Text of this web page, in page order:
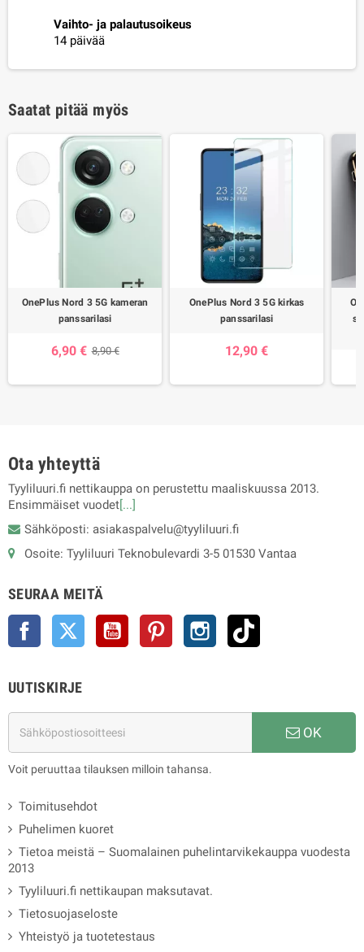
Vaihto- ja palautusoikeus
14 päivää
Saatat pitää myös
OnePlus Nord 3 5G kameran
panssarilasi
6,90 € 8,90 €
OnePlus Nord 3 5G kirkas
panssarilasi
12,90 €
Ota yhteyttä
Tyyliluuri.fi nettikauppa on perustettu maaliskuussa 2013.
Ensimmäiset vuodet[...]
Sähköposti: asiakaspalvelu@tyyliluuri.fi
Osoite: Tyyliluuri Teknobulevardi 3-5 01530 Vantaa
SEURAA MEITÄ
Facebook Twitter YouTube Pinterest Instagram
UUTISKIRJE
OK
Voit peruuttaa tilauksen milloin tahansa.
Toimitusehdot
Puhelimen kuoret
Tietoa meistä – Suomalainen puhelintarvikekauppa vuodesta
2013
Tyyliluuri.fi nettikaupan maksutavat.
Tietosuojaseloste
Yhteistyö ja tuotetestaus